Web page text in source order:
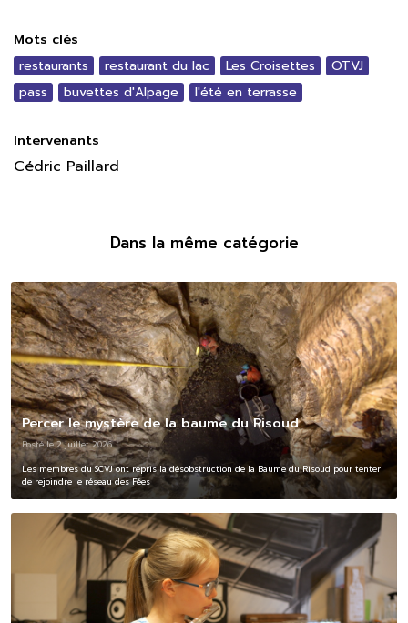
Mots clés
restaurants restaurant du lac Les Croisettes
OTVJ
pass
buvettes d'Alpage l'été en terrasse
Intervenants
Cédric Paillard
Dans la même catégorie
Percer le mystère de la baume du Risoud
Posté le 2 juillet 2026
Les membres du SCVJ ont repris la désobstruction de la Baume du Risoud pour tenter
de rejoindre le réseau des Fées